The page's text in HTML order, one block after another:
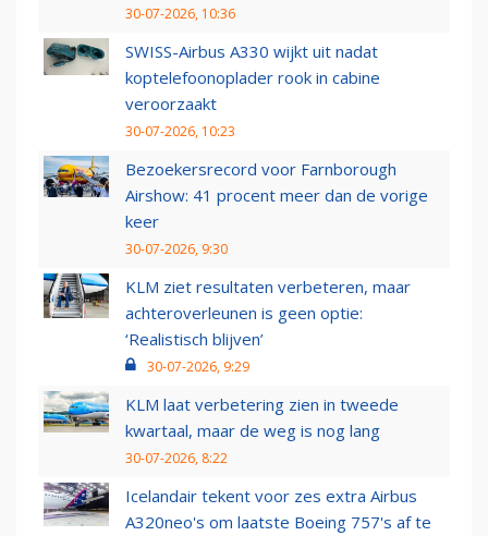
30-07-2026, 10:36
SWISS-Airbus A330 wijkt uit nadat
koptelefoonoplader rook in cabine
veroorzaakt
30-07-2026, 10:23
Bezoekersrecord voor Farnborough
Airshow: 41 procent meer dan de vorige
keer
30-07-2026, 9:30
KLM ziet resultaten verbeteren, maar
achteroverleunen is geen optie:
‘Realistisch blijven’
30-07-2026, 9:29
KLM laat verbetering zien in tweede
kwartaal, maar de weg is nog lang
30-07-2026, 8:22
Icelandair tekent voor zes extra Airbus
A320neo's om laatste Boeing 757's af te